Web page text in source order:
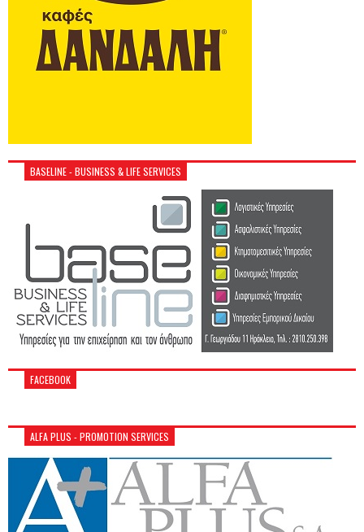
BASELINE - BUSINESS & LIFE SERVICES
FACEBOOK
ALFA PLUS - PROMOTION SERVICES